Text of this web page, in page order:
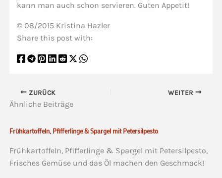
kann man auch schon servieren. Guten Appetit!
© 08/2015 Kristina Hazler
Share this post with:
ZURÜCK WEITER
Ähnliche Beiträge
Frühkartoffeln, Pfifferlinge & Spargel mit Petersilpesto
Frühkartoffeln, Pfifferlinge & Spargel mit Petersilpesto,
Frisches Gemüse und das Öl machen den Geschmack!